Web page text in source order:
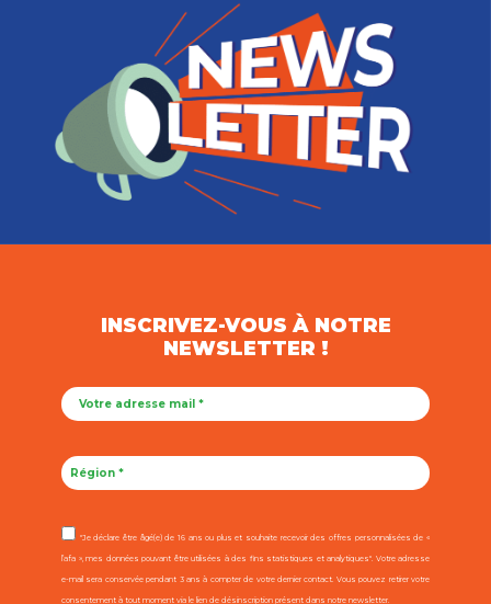
INSCRIVEZ-VOUS À NOTRE
NEWSLETTER !
"Je déclare être âgé(e) de 16 ans ou plus et souhaite recevoir des offres personnalisées de «
l’afa », mes données pouvant être utilisées à des fins statistiques et analytiques". Votre adresse
e-mail sera conservée pendant 3 ans à compter de votre dernier contact. Vous pouvez retirer votre
consentement à tout moment via le lien de désinscription présent dans notre newsletter.